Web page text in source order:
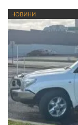
НОВИНИ